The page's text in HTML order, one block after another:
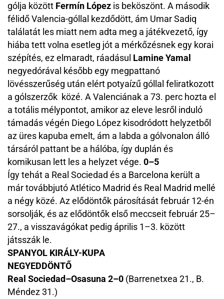
gólja között Fermín López is beköszönt. A második
félidő Valencia-góllal kezdődött, ám Umar Sadiq
találatát les miatt nem adta meg a játékvezető, így
hiába tett volna esetleg jót a mérkőzésnek egy korai
szépítés, ez elmaradt, ráadásul Lamine Yamal
negyedórával később egy megpattanó
lövésszerűség után elért potyaízű góllal feliratkozott
a gólszerzők közé. A Valenciának a 73. perc hozta el
a totális mélypontot, amikor az eleve lesről induló
támadás végén Diego López kisodródott helyzetből
az üres kapuba emelt, ám a labda a gólvonalon álló
társáról pattant be a hálóba, így duplán és
komikusan lett les a helyzet vége. 0–5
Így tehát a Real Sociedad és a Barcelona került a
már továbbjutó Atlético Madrid és Real Madrid mellé
a négy közé. Az elődöntők párosítását február 12-én
sorsolják, és az elődöntők első meccseit február 25–
27., a visszavágókat pedig április 1–3. között
játsszák le.
SPANYOL KIRÁLY-KUPA
NEGYEDDÖNTŐ
Real Sociedad–Osasuna 2–0 (Barrenetxea 21., B.
Méndez 31.)